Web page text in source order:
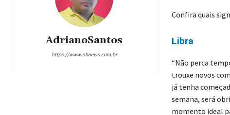
AdrianoSantos
https://www.obnews.com.br
Confira quais
Libra
“Não perca
trouxe novos
já tenha
semana, será
momento ideal